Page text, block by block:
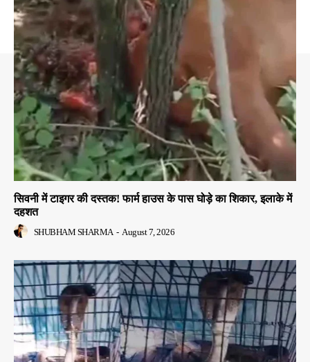
सिवनी में टाइगर की दस्तक! फार्म हाउस के पास घोड़े का शिकार, इलाके में
दहशत
SHUBHAM SHARMA - August 7, 2026